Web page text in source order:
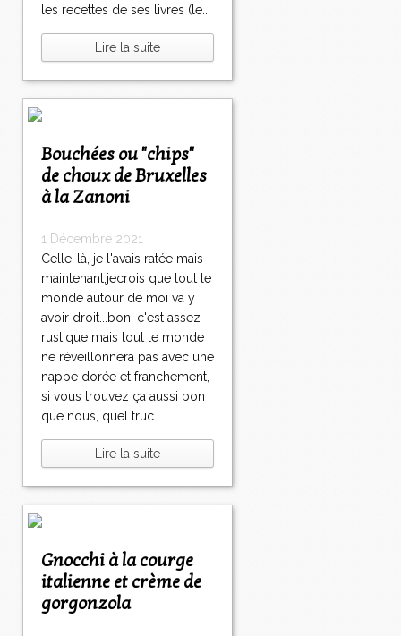
les recettes de ses livres (le...
Lire la suite
Bouchées ou "chips"
de choux de Bruxelles
à la Zanoni
1 Décembre 2021
Celle-là, je l'avais ratée mais
maintenant,jecrois que tout le
monde autour de moi va y
avoir droit...bon, c'est assez
rustique mais tout le monde
ne réveillonnera pas avec une
nappe dorée et franchement,
si vous trouvez ça aussi bon
que nous, quel truc...
Lire la suite
Gnocchi à la courge
italienne et crème de
gorgonzola